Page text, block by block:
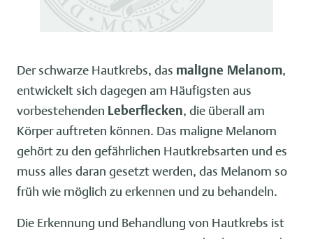
Der schwarze Hautkrebs, das maligne Melanom,
entwickelt sich dagegen am Häufigsten aus
vorbestehenden Leberflecken, die überall am
Körper auftreten können. Das maligne Melanom
gehört zu den gefährlichen Hautkrebsarten und es
muss alles daran gesetzt werden, das Melanom so
früh wie möglich zu erkennen und zu behandeln.
Die Erkennung und Behandlung von Hautkrebs ist